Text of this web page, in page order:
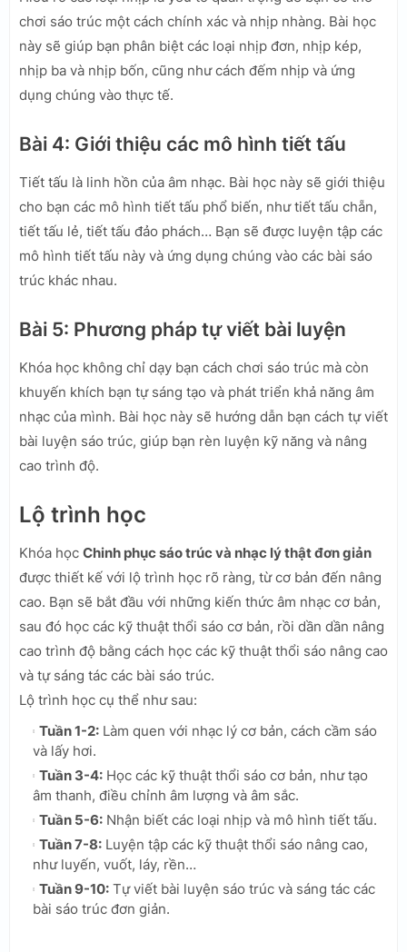
chơi sáo trúc một cách chính xác và nhịp nhàng. Bài học
này sẽ giúp bạn phân biệt các loại nhịp đơn, nhịp kép,
nhịp ba và nhịp bốn, cũng như cách đếm nhịp và ứng
dụng chúng vào thực tế.
Bài 4: Giới thiệu các mô hình tiết tấu
Tiết tấu là linh hồn của âm nhạc. Bài học này sẽ giới thiệu
cho bạn các mô hình tiết tấu phổ biến, như tiết tấu chẵn,
tiết tấu lẻ, tiết tấu đảo phách… Bạn sẽ được luyện tập các
mô hình tiết tấu này và ứng dụng chúng vào các bài sáo
trúc khác nhau.
Bài 5: Phương pháp tự viết bài luyện
Khóa học không chỉ dạy bạn cách chơi sáo trúc mà còn
khuyến khích bạn tự sáng tạo và phát triển khả năng âm
nhạc của mình. Bài học này sẽ hướng dẫn bạn cách tự viết
bài luyện sáo trúc, giúp bạn rèn luyện kỹ năng và nâng
cao trình độ.
Lộ trình học
Khóa học Chinh phục sáo trúc và nhạc lý thật đơn giản
được thiết kế với lộ trình học rõ ràng, từ cơ bản đến nâng
cao. Bạn sẽ bắt đầu với những kiến thức âm nhạc cơ bản,
sau đó học các kỹ thuật thổi sáo cơ bản, rồi dần dần nâng
cao trình độ bằng cách học các kỹ thuật thổi sáo nâng cao
và tự sáng tác các bài sáo trúc.
Lộ trình học cụ thể như sau:
Tuần 1-2: Làm quen với nhạc lý cơ bản, cách cầm sáo
và lấy hơi.
Tuần 3-4: Học các kỹ thuật thổi sáo cơ bản, như tạo
âm thanh, điều chỉnh âm lượng và âm sắc.
Tuần 5-6: Nhận biết các loại nhịp và mô hình tiết tấu.
Tuần 7-8: Luyện tập các kỹ thuật thổi sáo nâng cao,
như luyến, vuốt, láy, rền…
Tuần 9-10: Tự viết bài luyện sáo trúc và sáng tác các
bài sáo trúc đơn giản.